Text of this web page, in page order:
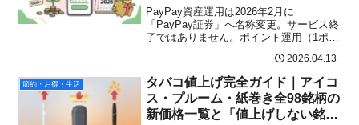
PayPay資産運用は2026年2月に
「PayPay証券」へ名称変更。サービス終
了ではありません。ポイント運用（1ポイ
円〜）・PayPay証券（100円〜）の3つの
違いと新NISAの活用術、4月開催中キャ
ンペーン情報まで初心者向けにわかりや
すく解説します。
2026.04.13
節約・お得・生活
タバコ値上げ完全ガイド｜アイコ
ス・プルーム・紙巻き全98銘柄の
新価格一覧と「値上げしない銘